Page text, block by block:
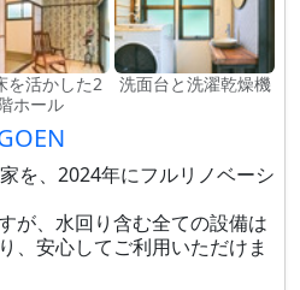
を活かした2
ホール
洗面台と洗濯乾燥機
を、2024年にフルリノベーシ
が、水回り含む全ての設備は
、安心してご利用いただけま